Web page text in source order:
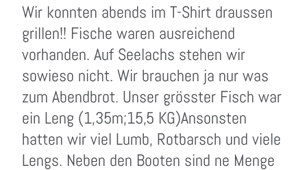
Wir konnten abends im T-Shirt draussen
grillen!! Fische waren ausreichend
vorhanden. Auf Seelachs stehen wir
sowieso nicht. Wir brauchen ja nur was
zum Abendbrot. Unser grösster Fisch war
ein Leng (1,35m;15,5 KG)Ansonsten
hatten wir viel Lumb, Rotbarsch und viele
Lengs. Neben den Booten sind ne Menge